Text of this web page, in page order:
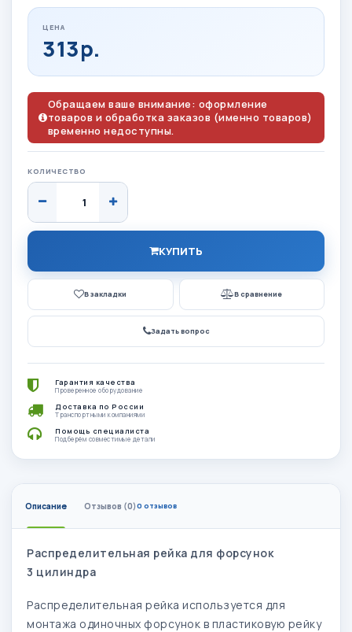
ЦЕНА
313р.
Обращаем ваше внимание: оформление
товаров и обработка заказов (именно товаров)
временно недоступны.
КОЛИЧЕСТВО
КУПИТЬ
В закладки В сравнение
Задать вопрос
Гарантия качества
Проверенное оборудование
Доставка по России
Транспортными компаниями
Помощь специалиста
Подберём совместимые детали
Описание Отзывов (0)0 отзывов
Распределительная рейка для форсунок
3 цилиндра
Распределительная рейка используется для
монтажа одиночных форсунок в пластиковую рейку